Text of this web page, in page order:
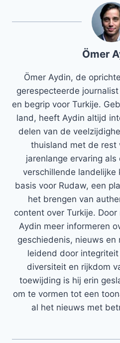
Ömer
Ömer Aydin, de
gerespecteerde
en begrip voor Turkije.
land, heeft Aydin altijd
delen van de
thuisland met de rest
jarenlange ervaring
verschillende landelijke
basis voor Rudaw, een
het brengen van
content over Turkije.
Aydin meer informeren
geschiedenis, nieuws
leidend door
diversiteit en rijkdom
toewijding is hij erin
om te vormen tot een
al het nieuws met